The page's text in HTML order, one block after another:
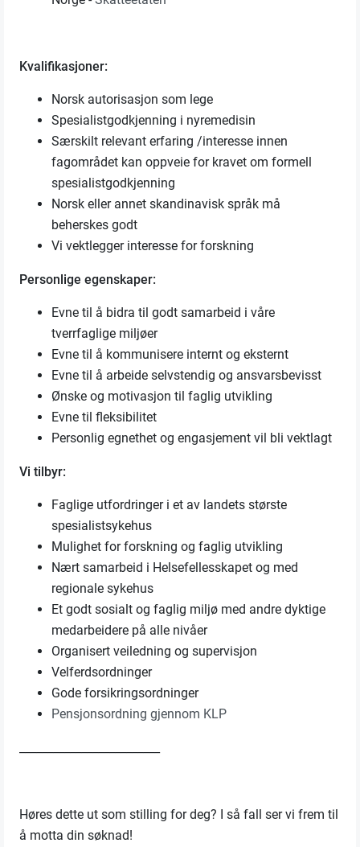
Kvalifikasjoner:
Norsk autorisasjon som lege
Spesialistgodkjenning i nyremedisin
Særskilt relevant erfaring /interesse innen
fagområdet kan oppveie for kravet om formell
spesialistgodkjenning
Norsk eller annet skandinavisk språk må
beherskes godt
Vi vektlegger interesse for forskning
Personlige egenskaper:
Evne til å bidra til godt samarbeid i våre
tverrfaglige miljøer
Evne til å kommunisere internt og eksternt
Evne til å arbeide selvstendig og ansvarsbevisst
Ønske og motivasjon til faglig utvikling
Evne til fleksibilitet
Personlig egnethet og engasjement vil bli vektlagt
Vi tilbyr:
Faglige utfordringer i et av landets største
spesialistsykehus
Mulighet for forskning og faglig utvikling
Nært samarbeid i Helsefellesskapet og med
regionale sykehus
Et godt sosialt og faglig miljø med andre dyktige
medarbeidere på alle nivåer
Organisert veiledning og supervisjon
Velferdsordninger
Gode forsikringsordninger
Pensjonsordning gjennom KLP
Høres dette ut som stilling for deg? I så fall ser vi frem til
å motta din søknad!